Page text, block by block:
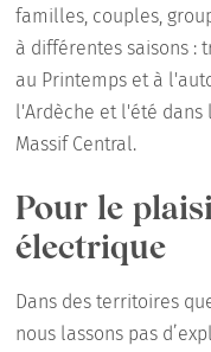
familles, couples,
à différentes saisons :
au Printemps et à
l'Ardèche et l'été dans
Massif Central.
Pour le
électrique
Dans des territoires
nous lassons pas